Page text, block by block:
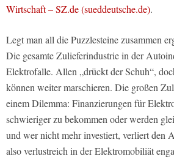
Wirtschaft – SZ.de (sueddeutsche.de).
Legt man all die Puzzlesteine zusammen
Die gesamte Zulieferindustrie in der
Elektrofalle. Allen „drückt der Schuh“,
können weiter marschieren. Die großen
einem Dilemma: Finanzierungen für
schwieriger zu bekommen oder werden
und wer nicht mehr investiert, verliert den
also verlustreich in der Elektromobiliät